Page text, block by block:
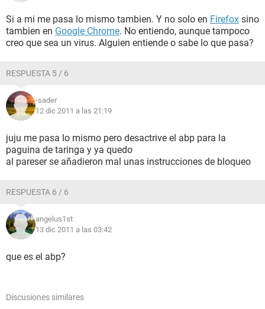
Si a mi me pasa lo mismo tambien. Y no solo en Firefox sino
tambien en Google Chrome. No entiendo, aunque tampoco
creo que sea un virus. Alguien entiende o sabe lo que pasa?
RESPUESTA 5 / 6
-sader
12 dic 2011 a las 21:19
juju me pasa lo mismo pero desactrive el abp para la
paguina de taringa y ya quedo
al pareser se añadieron mal unas instrucciones de bloqueo
RESPUESTA 6 / 6
angelus1st
13 dic 2011 a las 03:42
que es el abp?
Discusiones similares